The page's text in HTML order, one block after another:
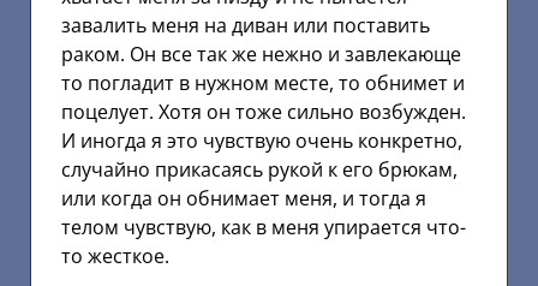
завалить меня на диван или поставить
раком. Он все так же нежно и завлекающе
то погладит в нужном месте, то обнимет и
поцелует. Хотя он тоже сильно возбужден.
И иногда я это чувствую очень конкретно,
случайно прикасаясь рукой к его брюкам,
или когда он обнимает меня, и тогда я
телом чувствую, как в меня упирается что-
то жесткое.